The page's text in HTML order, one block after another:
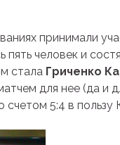
принимали
человек и
стала Гриченко
для нее (да и
счетом 5:4 в пользу